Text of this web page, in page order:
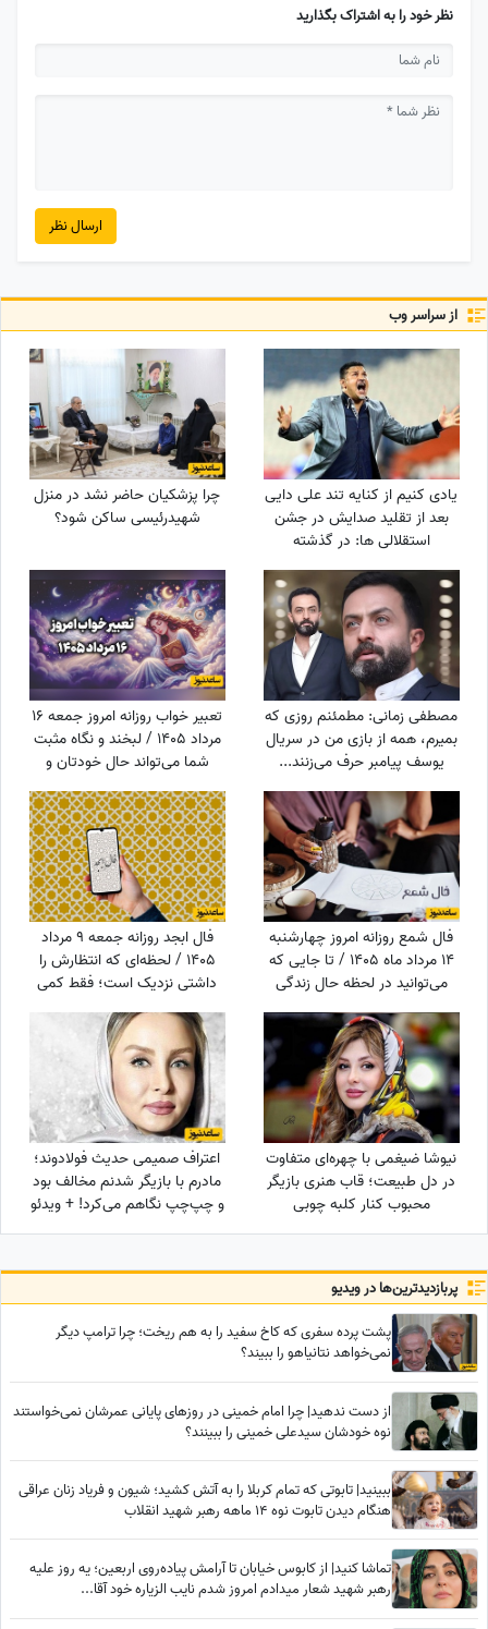
نظر خود را به اشتراک بگذارید
ارسال نظر
از سراسر وب
یادی کنیم از کنایه تند علی دایی
بعد از تقلید صدایش در جشن
استقلالی ها: در گذشته
وظیفه‌شان تقلید صدا و خنداندن
مردم بود+عکس
چرا پزشکیان حاضر نشد در منزل
شهیدرئیسی ساکن شود؟
مصطفی زمانی: مطمئنم روزی که
بمیرم، همه از بازی من در سریال
یوسف پیامبر حرف می‌زنند...
تعبیر خواب روزانه امروز جمعه 16
مرداد 1405 / لبخند و نگاه مثبت
شما می‌تواند حال خودتان و
فال شمع روزانه امروز چهارشنبه
14 مرداد ماه 1405 / تا جایی که
می‌توانید در لحظه حال زندگی
ببرید
فال ابجد روزانه جمعه 9 مرداد
1405 / لحظه‌ای که انتظارش را
داشتی نزدیک است؛ فقط کمی
کند!
نیوشا ضیغمی با چهره‌ای متفاوت
در دل طبیعت؛ قاب هنری بازیگر
محبوب کنار کلبه چوبی
اعتراف صمیمی حدیث فولادوند؛
مادرم با بازیگر شدنم مخالف بود
و چپ‌چپ نگاهم می‌کرد! + ویدئو
پربازدید‌ترین‌ها در ویدیو
پشت پرده سفری که کاخ سفید را به هم ریخت؛ چرا ترامپ دیگر
نمی‌خواهد نتانیاهو را ببیند؟
از دست ندهید| چرا امام خمینی در روزهای پایانی عمرشان نمی‌خواستند
نوه خودشان سیدعلی خمینی را ببینند؟
ببینید| تابوتی که تمام کربلا را به آتش کشید؛ شیون و فریاد زنان عراقی
هنگام دیدن تابوت نوه 14 ماهه رهبر شهید انقلاب
تماشا کنید| از کابوس خیابان تا آرامش پیاده‌روی اربعین؛ یه روز علیه
رهبر شهید شعار میدادم امروز شدم نایب الزیاره خود آقا...